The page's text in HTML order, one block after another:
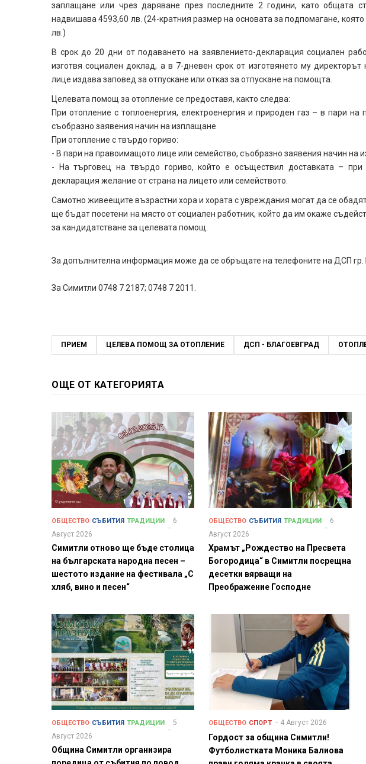
заплащане или чрез даряване през последните 2 години, като общата
надвишава 4593,60 лв. (24-кратния размер на основата за подпомагане,
лв.)
В срок до 20 дни от подаването на заявлението-декларация социален
изготвя социален доклад, а в 7-дневен срок от изготвянето му
лице издава заповед за отпускане или отказ за отпускане на помощта.
Целевата помощ за отопление се предоставя, както следва:
При отопление с топлоенергия, електроенергия и природен газ – в пари
съобразно заявения начин на изплащане
При отопление с твърдо гориво:
- В пари на правоимащото лице или семейство, съобразно заявения начин на
- На търговец на твърдо гориво, който е осъществил доставката – при
декларация желание от страна на лицето или семейството.
Самотно живеещите възрастни хора и хората с увреждания могат да се
ще бъдат посетени на място от социален работник, който да им окаже
за кандидатстване за целевата помощ.
За допълнителна информация може да се обръщате на телефоните на ДСП гр.
За Симитли 0748 7 2187; 0748 7 2011.
ПРИЕМ ЦЕЛЕВА ПОМОЩ ЗА ОТОПЛЕНИЕ ДСП - БЛАГОЕВГРАД
ОЩЕ ОТ КАТЕГОРИЯТА
ОБЩЕСТВО СЪБИТИЯ ТРАДИЦИИ
6
Август 2026
Симитли отново ще бъде столица
на българската народна песен –
шестото издание на фестивала „С
хляб, вино и песен“
ОБЩЕСТВО СЪБИТИЯ ТРАДИЦИИ
6
Август 2026
Храмът „Рождество на Пресвета
Богородица“ в Симитли посрещна
десетки вярващи на
Преображение Господне
ОБЩЕСТВО СЪБИТИЯ ТРАДИЦИИ
5
Август 2026
Община Симитли организира
ОБЩЕСТВО СПОРТ 4 Август 2026
Гордост за община Симитли!
Футболистката Моника Балиова